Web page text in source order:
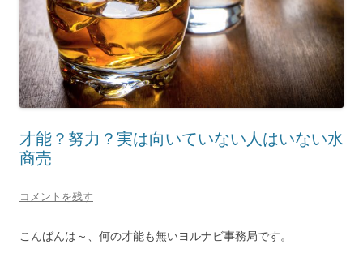
才能？努力？実は向いていない人はいない水
商売
コメントを残す
こんばんは～、何の才能も無いヨルナビ事務局です。